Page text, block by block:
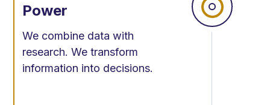
Power
We combine data with
research. We transform
information into decisions.